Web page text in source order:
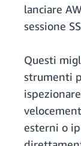
lanciare
sessione
Questi
strumenti
esterni o